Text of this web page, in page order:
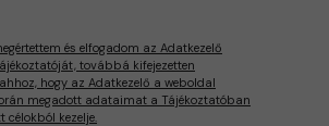
és elfogadom az Adatkezelő
továbbá kifejezetten
hogy az Adatkezelő a weboldal
megadott adataimat a Tájékoztatóban
célokból kezelje.